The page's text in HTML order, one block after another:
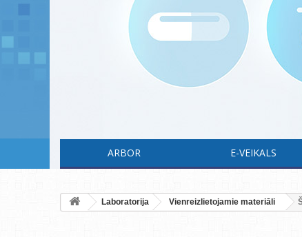
ARBOR E-VEIKALS
Laboratorija Vienreizlietojamie materiāli